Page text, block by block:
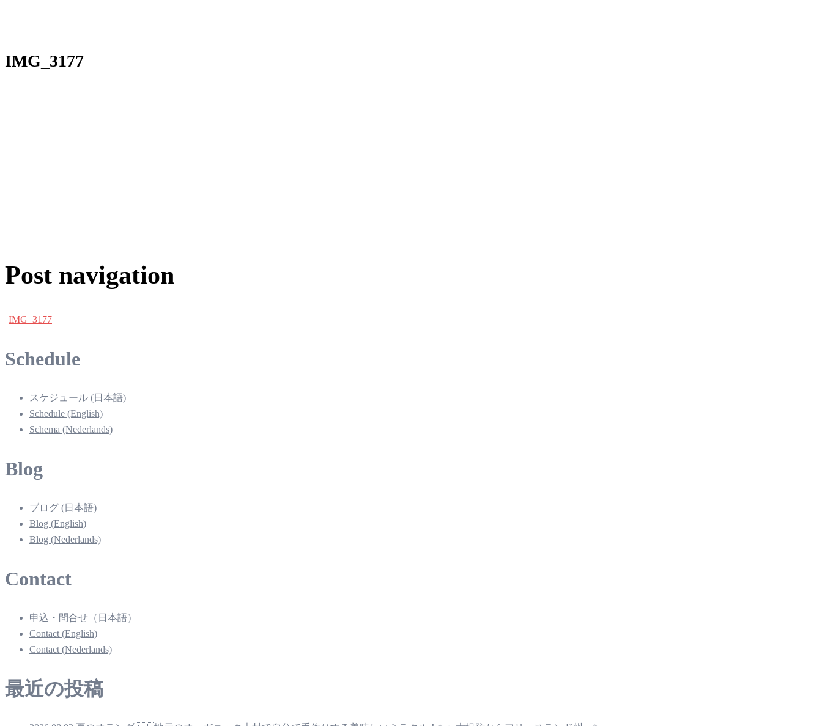
IMG_3177
Post navigation
IMG_3177
Schedule
スケジュール (日本語)
Schedule (English)
Schema (Nederlands)
Blog
ブログ (日本語)
Blog (English)
Blog (Nederlands)
Contact
申込・問合せ（日本語）
Contact (English)
Contact (Nederlands)
最近の投稿